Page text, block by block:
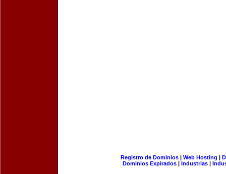
Registro de Dominios| Web Hosting |
Dominios Expirados | Industrias |